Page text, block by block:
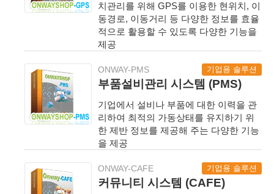
치관리를 위해 GPS를 이용한 현위치, 이
동경로, 이동거리 등 다양한 정보를 효율
적으로 활용할 수 있도록 다양한 기능을
제공
ONWAY-PMS 기업용 솔루션
부품설비관리 시스템 (PMS)
기업에서 설비나 부품에 대한 이력을 관
리하여 최적의 가동상태를 유지하기 위
한 제반 정보를 제공해 주는 다양한 기능
을 제공
ONWAY-CAFE 기업용 솔루션
커뮤니티 시스템 (CAFE)